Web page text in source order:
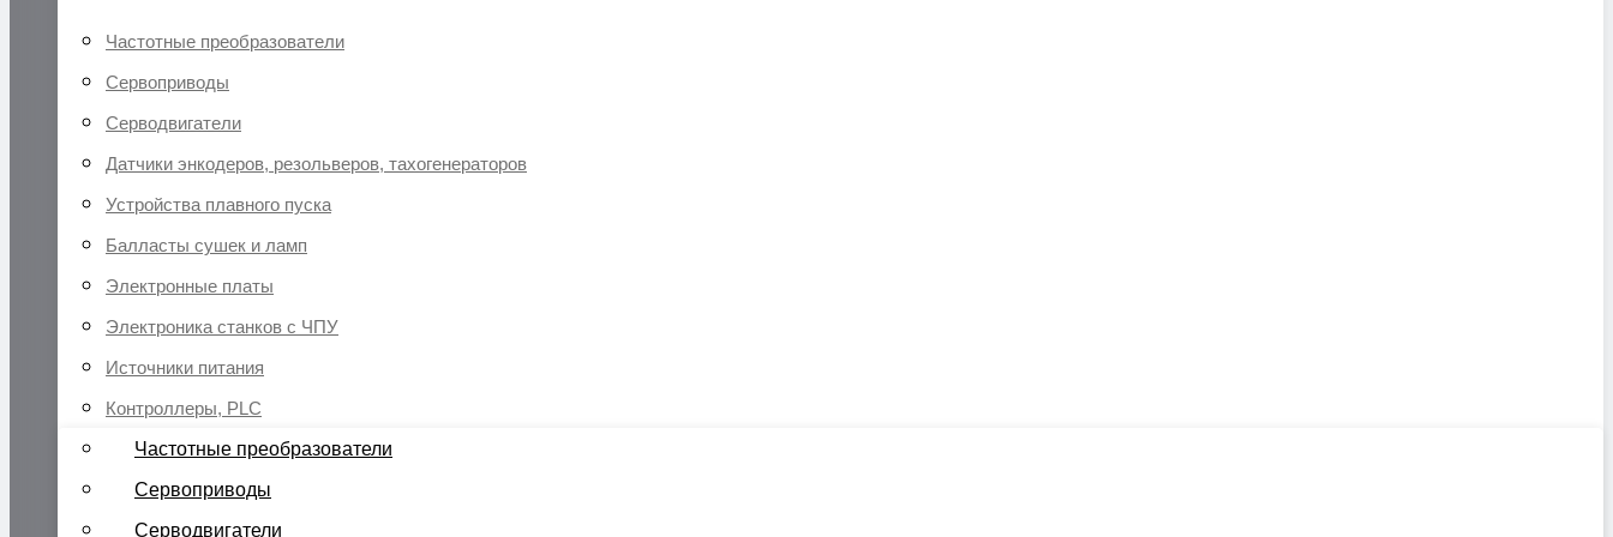
Частотные преобразователи
Сервоприводы
Серводвигатели
Датчики энкодеров, резольверов, тахогенераторов
Устройства плавного пуска
Балласты сушек и ламп
Электронные платы
Электроника станков с ЧПУ
Источники питания
Контроллеры, PLC
Частотные преобразователи
Сервоприводы
Серводвигатели